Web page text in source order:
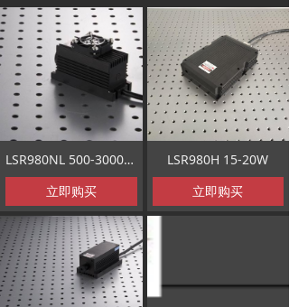
LSR980NL 500-3000mW
立即购买
LSR980H 15-20W
立即购买